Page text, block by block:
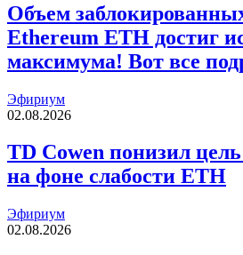
Объем
Ethereum ETH достиг
максимума! Вот все
Эфириум
02.08.2026
TD Cowen понизил
на фоне слабости ETH
Эфириум
02.08.2026